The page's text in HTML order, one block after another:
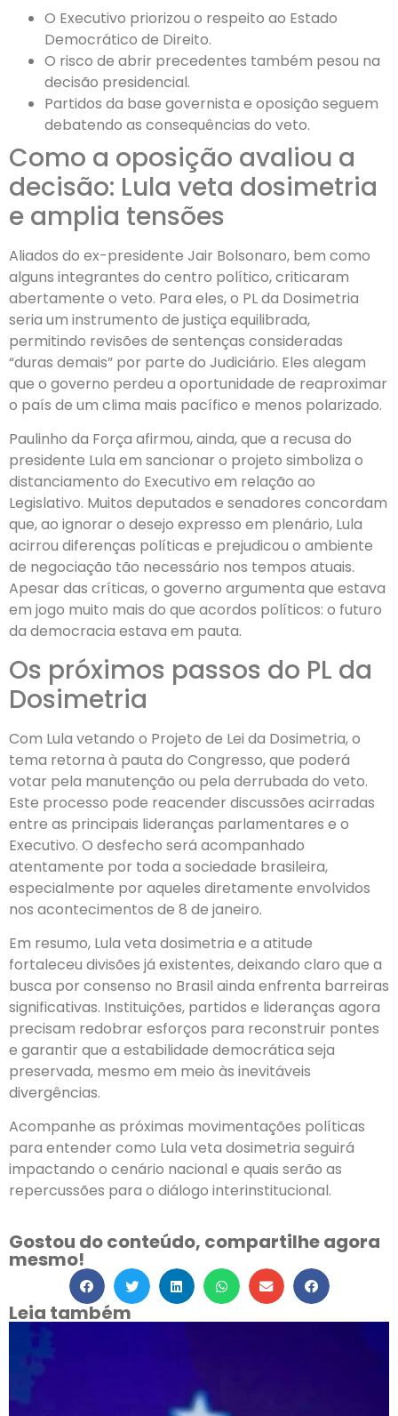
O Executivo priorizou o respeito ao Estado
Democrático de Direito.
O risco de abrir precedentes também pesou na
decisão presidencial.
Partidos da base governista e oposição seguem
debatendo as consequências do veto.
Como a oposição avaliou a
decisão: Lula veta dosimetria
e amplia tensões
Aliados do ex-presidente Jair Bolsonaro, bem como
alguns integrantes do centro político, criticaram
abertamente o veto. Para eles, o PL da Dosimetria
seria um instrumento de justiça equilibrada,
permitindo revisões de sentenças consideradas
“duras demais” por parte do Judiciário. Eles alegam
que o governo perdeu a oportunidade de reaproximar
o país de um clima mais pacífico e menos polarizado.
Paulinho da Força afirmou, ainda, que a recusa do
presidente Lula em sancionar o projeto simboliza o
distanciamento do Executivo em relação ao
Legislativo. Muitos deputados e senadores concordam
que, ao ignorar o desejo expresso em plenário, Lula
acirrou diferenças políticas e prejudicou o ambiente
de negociação tão necessário nos tempos atuais.
Apesar das críticas, o governo argumenta que estava
em jogo muito mais do que acordos políticos: o futuro
da democracia estava em pauta.
Os próximos passos do PL da
Dosimetria
Com Lula vetando o Projeto de Lei da Dosimetria, o
tema retorna à pauta do Congresso, que poderá
votar pela manutenção ou pela derrubada do veto.
Este processo pode reacender discussões acirradas
entre as principais lideranças parlamentares e o
Executivo. O desfecho será acompanhado
atentamente por toda a sociedade brasileira,
especialmente por aqueles diretamente envolvidos
nos acontecimentos de 8 de janeiro.
Em resumo, Lula veta dosimetria e a atitude
fortaleceu divisões já existentes, deixando claro que a
busca por consenso no Brasil ainda enfrenta barreiras
significativas. Instituições, partidos e lideranças agora
precisam redobrar esforços para reconstruir pontes
e garantir que a estabilidade democrática seja
preservada, mesmo em meio às inevitáveis
divergências.
Acompanhe as próximas movimentações políticas
para entender como Lula veta dosimetria seguirá
impactando o cenário nacional e quais serão as
repercussões para o diálogo interinstitucional.
Gostou do conteúdo, compartilhe agora
mesmo!
Leia também